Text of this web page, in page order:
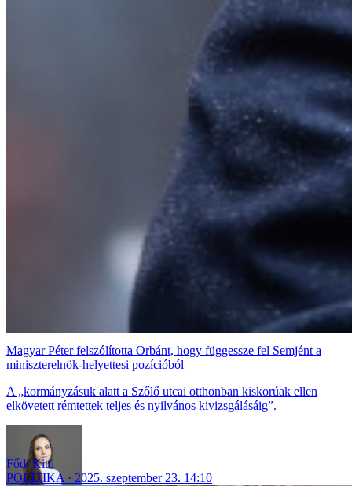
Magyar Péter felszólította Orbánt, hogy függessze fel Semjént a
miniszterelnök-helyettesi pozícióból
A „kormányzásuk alatt a Szőlő utcai otthonban kiskorúak ellen
elkövetett rémtettek teljes és nyilvános kivizsgálásáig”.
Fődi Kitti
POLITIKA
2025. szeptember 23. 14:10